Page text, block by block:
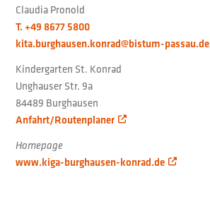
Claudia Pronold
T. +49 8677 5800
kita.burghausen.konrad@bistum-passau.de
Kindergarten St. Konrad
Unghauser Str. 9a
84489 Burghausen
Anfahrt/Routenplaner
Homepage
www.kiga-burghausen-konrad.de